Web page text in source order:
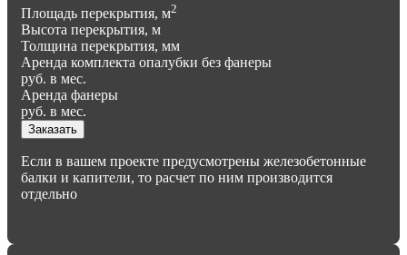
Площадь перекрытия, м2
Высота перекрытия, м
Толщина перекрытия, мм
Аренда комплекта опалубки без фанеры
руб. в мес.
Аренда фанеры
руб. в мес.
Заказать
Если в вашем проекте предусмотрены железобетонные
балки и капители, то расчет по ним производится
отдельно